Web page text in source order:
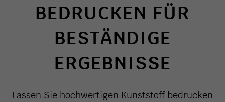
BEDRUCKEN FÜR
BESTÄNDIGE
ERGEBNISSE
Lassen Sie hochwertigen Kunststoff bedrucken